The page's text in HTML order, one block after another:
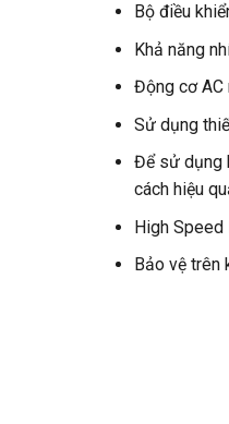
Bộ điều
Khả năng
Động cơ AC
Sử dụng
Để sử dụng
cách hiệu
High Speed
Bảo vệ trên